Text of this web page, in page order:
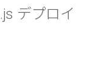
.js デプロイ